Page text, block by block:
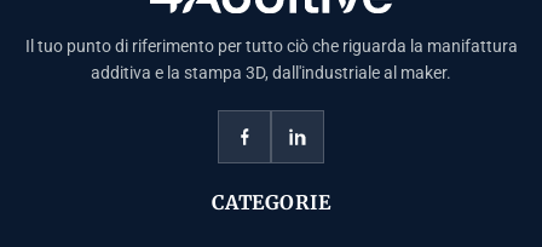
Il tuo punto di riferimento per tutto ciò che riguarda la manifattura
additiva e la stampa 3D, dall'industriale al maker.
CATEGORIE